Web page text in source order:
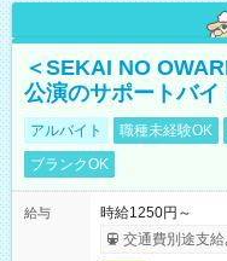
＜SEKAI NO
公演のサポートバイ
アルバイト 職種未経験OK
ブランクOK
給与
時給1250円～
交通費別途支給